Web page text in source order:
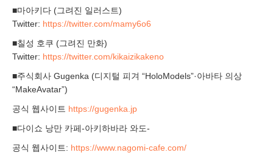
■마아키다 (그려진 일러스트)
Twitter: https://twitter.com/mamy6o6
■칠성 호쿠 (그려진 만화)
Twitter: https://twitter.com/kikaizikakeno
■주식회사 Gugenka (디지털 피겨 “HoloModels”·아바타 의상
“MakeAvatar”)
공식 웹사이트 https://gugenka.jp
■다이쇼 낭만 카페-아키하바라 와도-
공식 웹사이트: https://www.nagomi-cafe.com/